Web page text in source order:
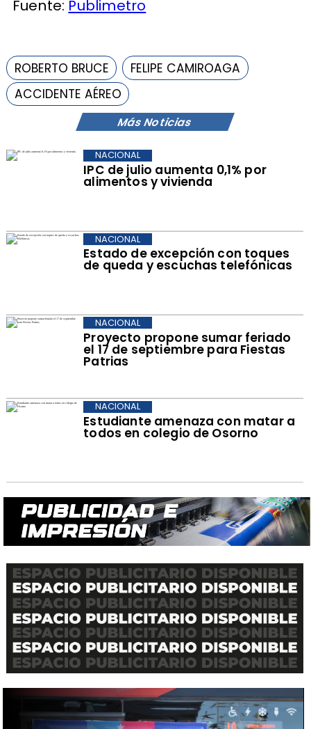
Más Noticias
IPC de julio aumenta 0,1% por
alimentos y vivienda
NACIONAL
Estado de excepción con toques
de queda y escuchas telefónicas
NACIONAL
Proyecto propone sumar feriado
el 17 de septiembre para Fiestas
Patrias
NACIONAL
Estudiante amenaza con matar a
todos en colegio de Osorno
NACIONAL
Fuente: Publimetro
ROBERTO BRUCE
FELIPE CAMIROAGA
ACCIDENTE AÉREO